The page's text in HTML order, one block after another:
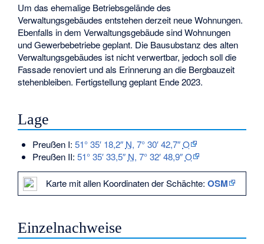
Um das ehemalige Betriebsgelände des
Verwaltungsgebäudes entstehen derzeit neue Wohnungen.
Ebenfalls in dem Verwaltungsgebäude sind Wohnungen
und Gewerbebetriebe geplant. Die Bausubstanz des alten
Verwaltungsgebäudes ist nicht verwertbar, jedoch soll die
Fassade renoviert und als Erinnerung an die Bergbauzeit
stehenbleiben. Fertigstellung geplant Ende 2023.
Lage
Preußen I: 51° 35′ 18,2″ N, 7° 30′ 42,7″O
Preußen II: 51° 35′ 33,5″ N, 7° 32′ 48,9″O
Karte mit allen Koordinaten der Schächte:OSM
Einzelnachweise